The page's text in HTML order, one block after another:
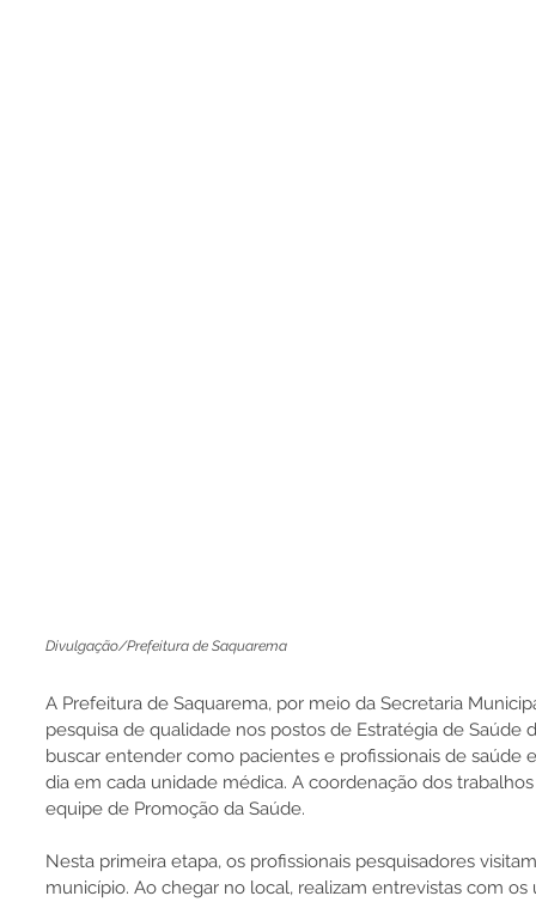
Divulgação/Prefeitura de Saquarema
A Prefeitura de Saquarema, por meio da Secretaria
pesquisa de qualidade nos postos de Estratégia de Saúde
buscar entender como pacientes e profissionais de saúde
dia em cada unidade médica. A coordenação dos
equipe de Promoção da Saúde.
Nesta primeira etapa, os profissionais pesquisadores
município. Ao chegar no local, realizam entrevistas com